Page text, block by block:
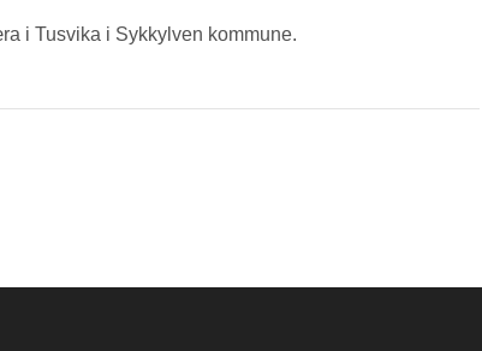
i Tusvika i Sykkylven kommune.